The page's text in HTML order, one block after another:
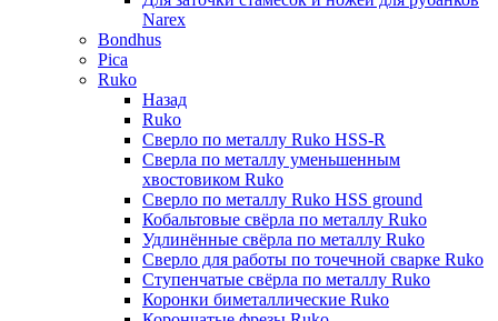
Narex
Bondhus
Pica
Ruko
Назад
Ruko
Сверло по металлу Ruko HSS-R
Сверла по металлу уменьшенным
хвостовиком Ruko
Сверло по металлу Ruko HSS ground
Кобальтовые свёрла по металлу Ruko
Удлинённые свёрла по металлу Ruko
Сверло для работы по точечной сварке Ruko
Ступенчатые свёрла по металлу Ruko
Коронки биметаллические Ruko